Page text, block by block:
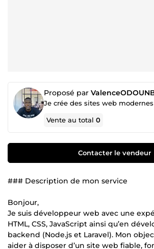
Proposé par
Vente au total0
Contacter le vendeur
### Description de mon service
Bonjour,
Je suis développeur web avec une
HTML, CSS, JavaScript ainsi qu’en
backend (Node.js et Laravel). Mon
aider à disposer d’un site web fiable,